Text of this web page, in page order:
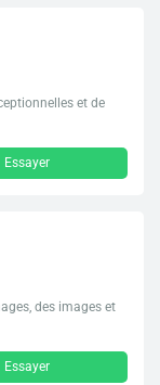
et de
Essayer
des images et
Essayer